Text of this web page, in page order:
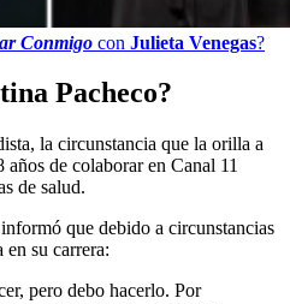
Conmigo con Julieta Venegas?
Pacheco?
la circunstancia que la orilla a
años de colaborar en Canal 11
de salud.
que debido a circunstancias
en su carrera:
pero debo hacerlo. Por